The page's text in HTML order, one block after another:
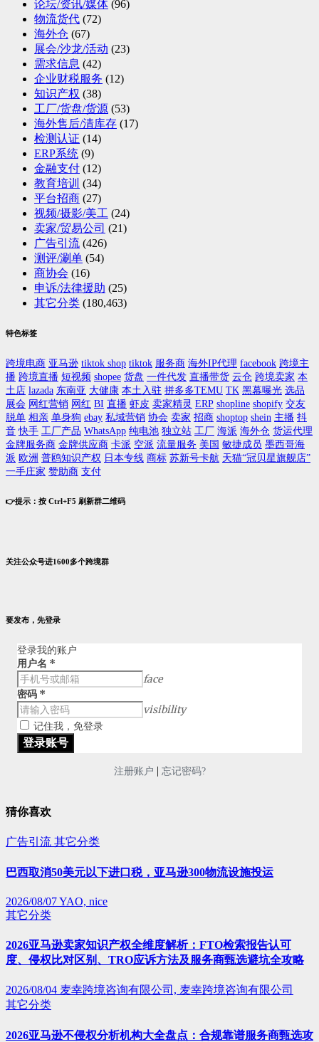
论坛/资讯/媒体 (96)
物流货代 (72)
海外仓 (67)
展会/沙龙/活动 (23)
需求信息 (42)
企业财税服务 (12)
知识产权 (38)
工厂/货盘/货源 (53)
海外售后/清库存 (17)
检测认证 (14)
ERP系统 (9)
金融支付 (12)
教育培训 (34)
平台招商 (27)
视频/摄影/美工 (24)
卖家/贸易公司 (21)
广告引流 (426)
测评/涮单 (54)
商协会 (16)
申诉/法律援助 (25)
其它分类 (180,463)
特色标签
跨境电商 亚马逊 tiktok shop tiktok 服务商 海外IP代理 facebook 跨境主
播 跨境直播 短视频 shopee 货盘 一件代发 直播带货 云仓 跨境卖家 本
土店 lazada 东南亚 大健康 本土入驻 拼多多TEMU TK 黑幕曝光 选品
展会 网红营销 网红 BI 直播 虾皮 卖家精灵 ERP shopline shopify 交友
脱单 相亲 单身狗 ebay 私域营销 协会 卖家 招商 shoptop shein 主播 抖
音 快手 工厂产品 WhatsApp 纯电池 独立站 工厂 海派 海外仓 货运代理
金牌服务商 金牌供应商 卡派 空派 流量服务 美国 敏捷成员 墨西哥海
派 欧洲 普鸥知识产权 日本专线 商标 苏新号卡航 天猫“冠贝星旗舰店”
一手庄家 赞助商 支付
👉提示：按 Ctrl+F5 刷新群二维码
关注公众号进1600多个跨境群
要发布，先登录
登录我的账户
用户名 *
face
密码 *
visibility
记住我，免登录
注册账户 | 忘记密码?
猜你喜欢
广告引流 其它分类
巴西取消50美元以下进口税，亚马逊300物流设施投运
2026/08/07YAO, nice
其它分类
2026亚马逊卖家知识产权全维度解析：FTO检索报告认可
度、侵权比对区别、TRO应诉方法及服务商甄选避坑全攻略
2026/08/04 麦幸跨境咨询有限公司, 麦幸跨境咨询有限公司
其它分类
2026亚马逊不侵权分析机构大全盘点：合规靠谱服务商甄选攻